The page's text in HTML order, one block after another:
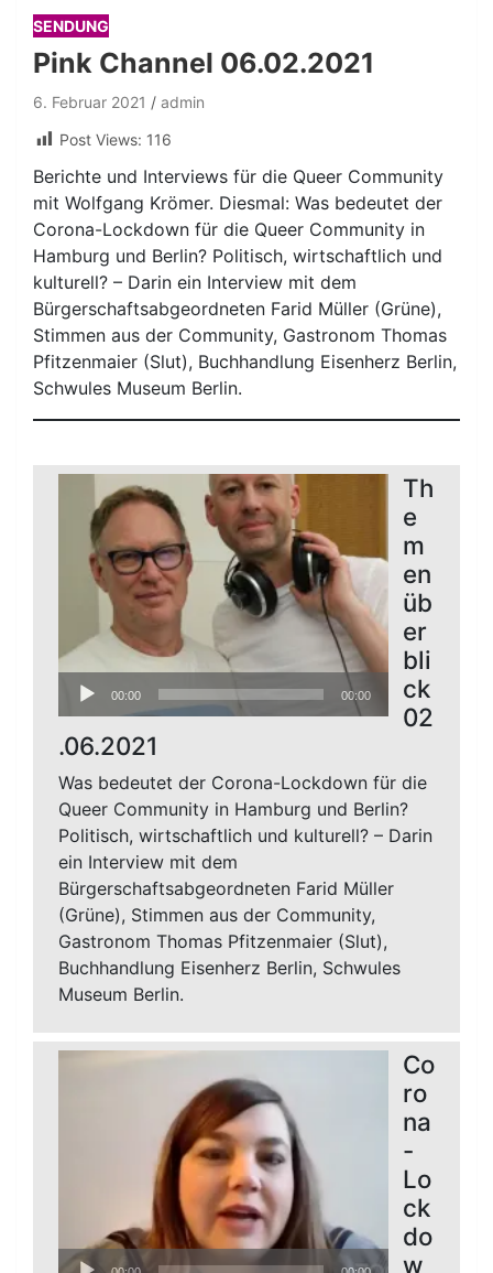
SENDUNG
Pink Channel 06.02.2021
6. Februar 2021
admin
Post Views: 116
Berichte und Interviews für die Queer Community
mit Wolfgang Krömer. Diesmal: Was bedeutet der
Corona-Lockdown für die Queer Community in
Hamburg und Berlin? Politisch, wirtschaftlich und
kulturell? – Darin ein Interview mit dem
Bürgerschaftsabgeordneten Farid Müller (Grüne),
Stimmen aus der Community, Gastronom Thomas
Pfitzenmaier (Slut), Buchhandlung Eisenherz Berlin,
Schwules Museum Berlin.
Audio-
Player
00:00 00:00
Th
e
m
en
üb
er
bli
ck
02
.06.2021
Was bedeutet der Corona-Lockdown für die
Queer Community in Hamburg und Berlin?
Politisch, wirtschaftlich und kulturell? – Darin
ein Interview mit dem
Bürgerschaftsabgeordneten Farid Müller
(Grüne), Stimmen aus der Community,
Gastronom Thomas Pfitzenmaier (Slut),
Buchhandlung Eisenherz Berlin, Schwules
Museum Berlin.
Audio-
Co
ro
na
-
Lo
ck
do
w